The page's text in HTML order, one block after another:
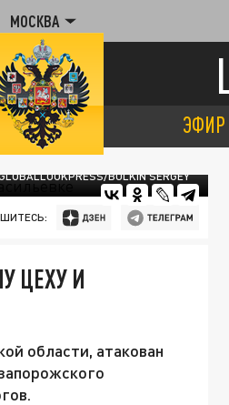
МОСКВА
ЭФИР
BULKIN SERGEY
ЦЕХУ И
области, атакован